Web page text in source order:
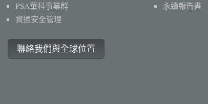
PSA華科事業群
資通安全管理
聯絡我們與全球位置
永續報告書